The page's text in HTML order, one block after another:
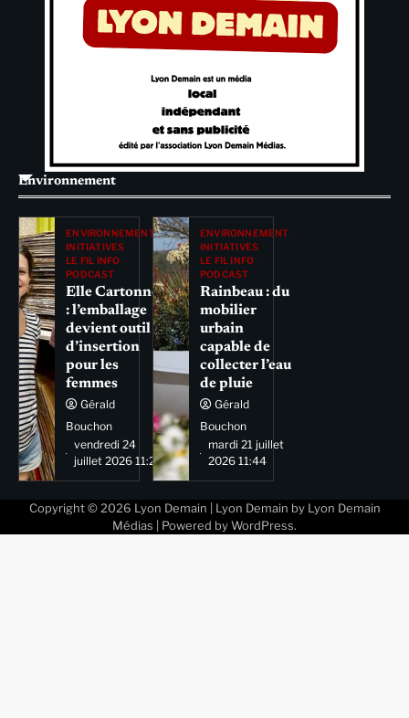
Environnement
ENVIRONNEMENT
INITIATIVES
LE FIL INFO
PODCAST
Elle Cartonne
: l’emballage
devient outil
d’insertion
pour les
femmes
Gérald
Bouchon
vendredi 24
juillet 2026 11:29
ENVIRONNEMENT
INITIATIVES
LE FIL INFO
PODCAST
Rainbeau : du
mobilier
urbain
capable de
collecter l’eau
de pluie
Gérald
Bouchon
mardi 21 juillet
2026 11:44
Copyright © 2026 Lyon Demain | Lyon Demain by Lyon Demain
Médias | Powered by WordPress.